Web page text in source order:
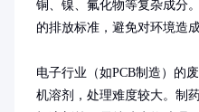
铜、镍、氟化物等复杂成分
的排放标准，避免对环境造成
电子行业（如PCB制造）的
机溶剂，处理难度较大。制